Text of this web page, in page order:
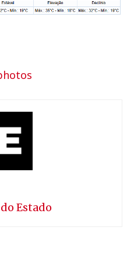
Estado